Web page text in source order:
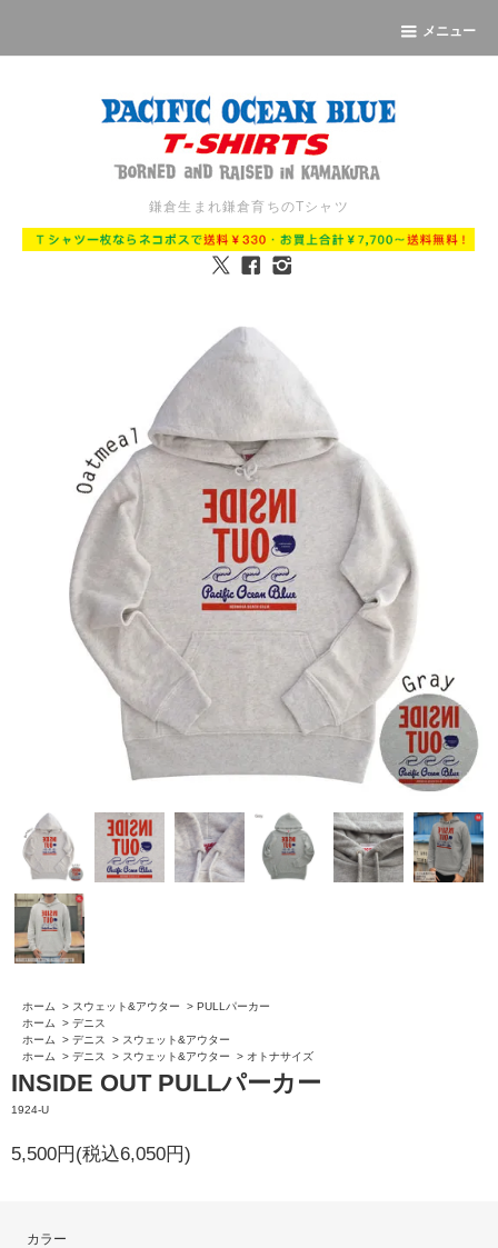
メニュー
鎌倉生まれ鎌倉育ちのTシャツ
ホーム > スウェット&アウター > PULLパーカー
ホーム
> デニス
ホーム
> デニス > スウェット&アウター
ホーム
> デニス > スウェット&アウター > オトナサイズ
INSIDE OUT PULLパーカー
1924-U
5,500円(税込6,050円)
カラー